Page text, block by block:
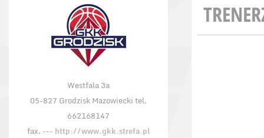
Westfala 3a
05-827 Grodzisk Mazowiecki tel.
662168147
fax. --- http://www.gkk.strefa.pl